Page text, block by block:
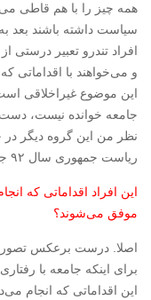
همه چیز را با هم قاطی
سیاست داشته باشند بعد
افراد تندرو تعبیر درستی
و می‌خواهند با اقداماتی
این موضوع غیراخلاقی
جامعه خوانده نیست، دست
نظر من این گروه دیگر در
ریاست جمهوری سال ۹۲ جامعه به همین افراد نه بلند گفت.
این افراد اقداماتی که
موفق می‌شوند؟
اصلا. درست برعکس
برای اینکه جامعه با
این اقداماتی که انجام